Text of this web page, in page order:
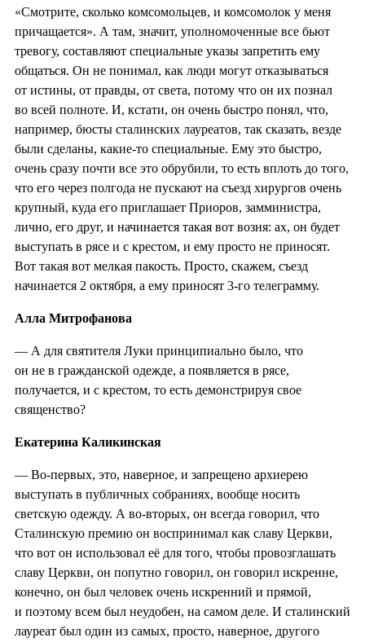
«Смотрите, сколько комсомольцев, и комсомолок у меня
причащается». А там, значит, уполномоченные все бьют
тревогу, составляют специальные указы запретить ему
общаться. Он не понимал, как люди могут отказываться
от истины, от правды, от света, потому что он их познал
во всей полноте. И, кстати, он очень быстро понял, что,
например, бюсты сталинских лауреатов, так сказать, везде
были сделаны, какие-то специальные. Ему это быстро,
очень сразу почти все это обрубили, то есть вплоть до того,
что его через полгода не пускают на съезд хирургов очень
крупный, куда его приглашает Приоров, замминистра,
лично, его друг, и начинается такая вот возня: ах, он будет
выступать в рясе и с крестом, и ему просто не приносят.
Вот такая вот мелкая пакость. Просто, скажем, съезд
начинается 2 октября, а ему приносят 3-го телеграмму.
Алла Митрофанова
— А для святителя Луки принципиально было, что
он не в гражданской одежде, а появляется в рясе,
получается, и с крестом, то есть демонстрируя свое
священство?
Екатерина Каликинская
— Во-первых, это, наверное, и запрещено архиерею
выступать в публичных собраниях, вообще носить
светскую одежду. А во-вторых, он всегда говорил, что
Сталинскую премию он воспринимал как славу Церкви,
что вот он использовал её для того, чтобы провозглашать
славу Церкви, он попутно говорил, он говорил искренне,
конечно, он был человек очень искренний и прямой,
и поэтому всем был неудобен, на самом деле. И сталинский
лауреат был один из самых, просто, наверное, другого